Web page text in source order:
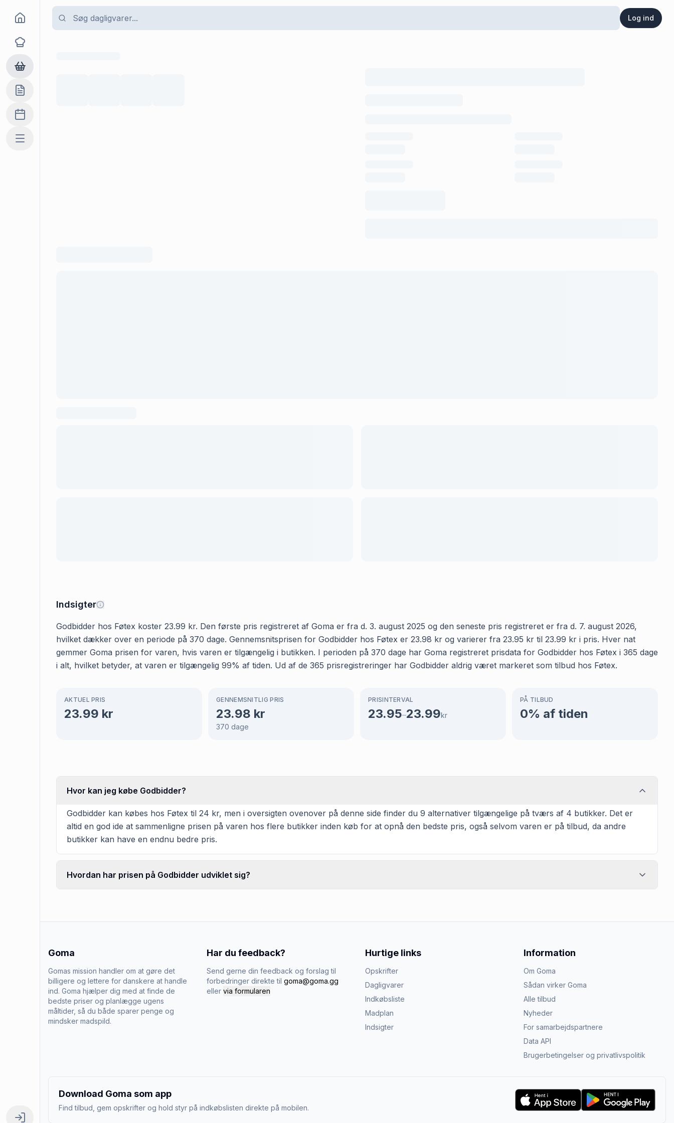
Log ind
Goma
Opskrifter
Dagligvarer
Indkøbslisten
Madplan
Mere
Indsigter
Godbidder hos Føtex koster 23.99 kr. Den første pris registreret af Goma er fra d. 3. august 2025 og den seneste pris registreret er fra d. 7. august 2026,
hvilket dækker over en periode på 370 dage. Gennemsnitsprisen for Godbidder hos Føtex er 23.98 kr og varierer fra 23.95 kr til 23.99 kr i pris. Hver nat
gemmer Goma prisen for varen, hvis varen er tilgængelig i butikken. I perioden på 370 dage har Goma registreret prisdata for Godbidder hos Føtex i 365 dage
i alt, hvilket betyder, at varen er tilgængelig 99% af tiden. Ud af de 365 prisregistreringer har Godbidder aldrig været markeret som tilbud hos Føtex.
AKTUEL PRIS
23.99 kr
GENNEMSNITLIG PRIS
23.98 kr
370 dage
PRISINTERVAL
23.95–23.99kr
PÅ TILBUD
0% af tiden
Hvor kan jeg købe Godbidder?
Godbidder kan købes hos Føtex til 24 kr, men i oversigten ovenover på denne side finder du 9 alternativer tilgængelige på tværs af 4 butikker. Det er
altid en god ide at sammenligne prisen på varen hos flere butikker inden køb for at opnå den bedste pris, også selvom varen er på tilbud, da andre
butikker kan have en endnu bedre pris.
Hvordan har prisen på Godbidder udviklet sig?
Goma
Gomas mission handler om at gøre det
billigere og lettere for danskere at handle
ind. Goma hjælper dig med at finde de
bedste priser og planlægge ugens
måltider, så du både sparer penge og
mindsker madspild.
Har du feedback?
Send gerne din feedback og forslag til
forbedringer direkte til goma@goma.gg
eller via formularen
Hurtige links
Opskrifter
Dagligvarer
Indkøbsliste
Madplan
Indsigter
Information
Om Goma
Sådan virker Goma
Alle tilbud
Nyheder
For samarbejdspartnere
Data API
Brugerbetingelser og privatlivspolitik
Download Goma som app
Find tilbud, gem opskrifter og hold styr på indkøbslisten direkte på mobilen.